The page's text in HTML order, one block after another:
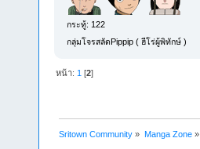
กระทู้: 122
กลุ่มโจรสลัดPippip ( ฮีโร่ผู้พิทักษ์ )
หน้า: 1 [2]
Sritown Community » Manga Zone»